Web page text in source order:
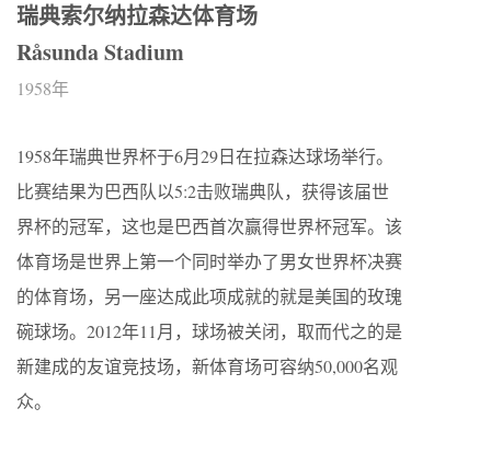
瑞典索尔纳拉森达体育场
Råsunda Stadium
1958年
1958年瑞典世界杯于6月29日在拉森达球场举行。
比赛结果为巴西队以5:2击败瑞典队，获得该届世
界杯的冠军，这也是巴西首次赢得世界杯冠军。该
体育场是世界上第一个同时举办了男女世界杯决赛
的体育场，另一座达成此项成就的就是美国的玫瑰
碗球场。2012年11月，球场被关闭，取而代之的是
新建成的友谊竞技场，新体育场可容纳50,000名观
众。